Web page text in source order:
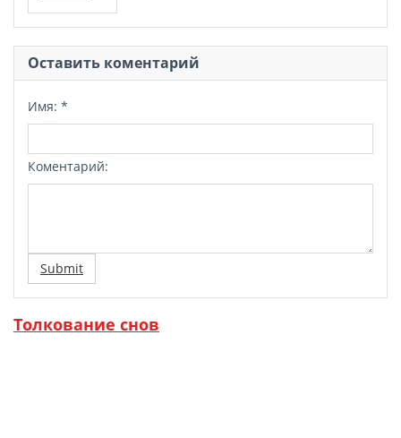
Оставить коментарий
Имя: *
Коментарий:
Submit
Толкование снов